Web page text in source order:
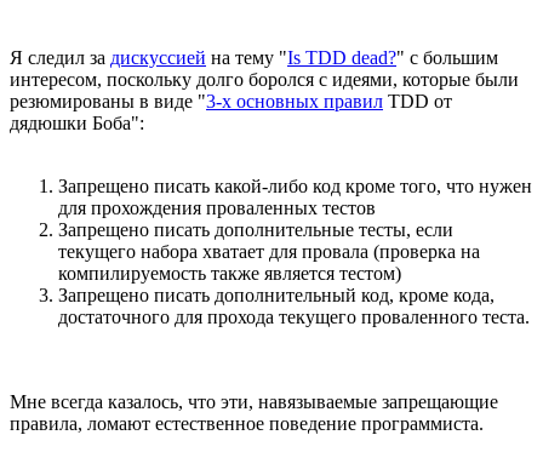
Я следил за дискуссией на тему "Is TDD dead?" с большим
интересом, поскольку долго боролся с идеями, которые были
резюмированы в виде "3-х основных правил TDD от
дядюшки Боба":
Запрещено писать какой-либо код кроме того, что нужен
для прохождения проваленных тестов
Запрещено писать дополнительные тесты, если
текущего набора хватает для провала (проверка на
компилируемость также является тестом)
Запрещено писать дополнительный код, кроме кода,
достаточного для прохода текущего проваленного теста.
Мне всегда казалось, что эти, навязываемые запрещающие
правила, ломают естественное поведение программиста.